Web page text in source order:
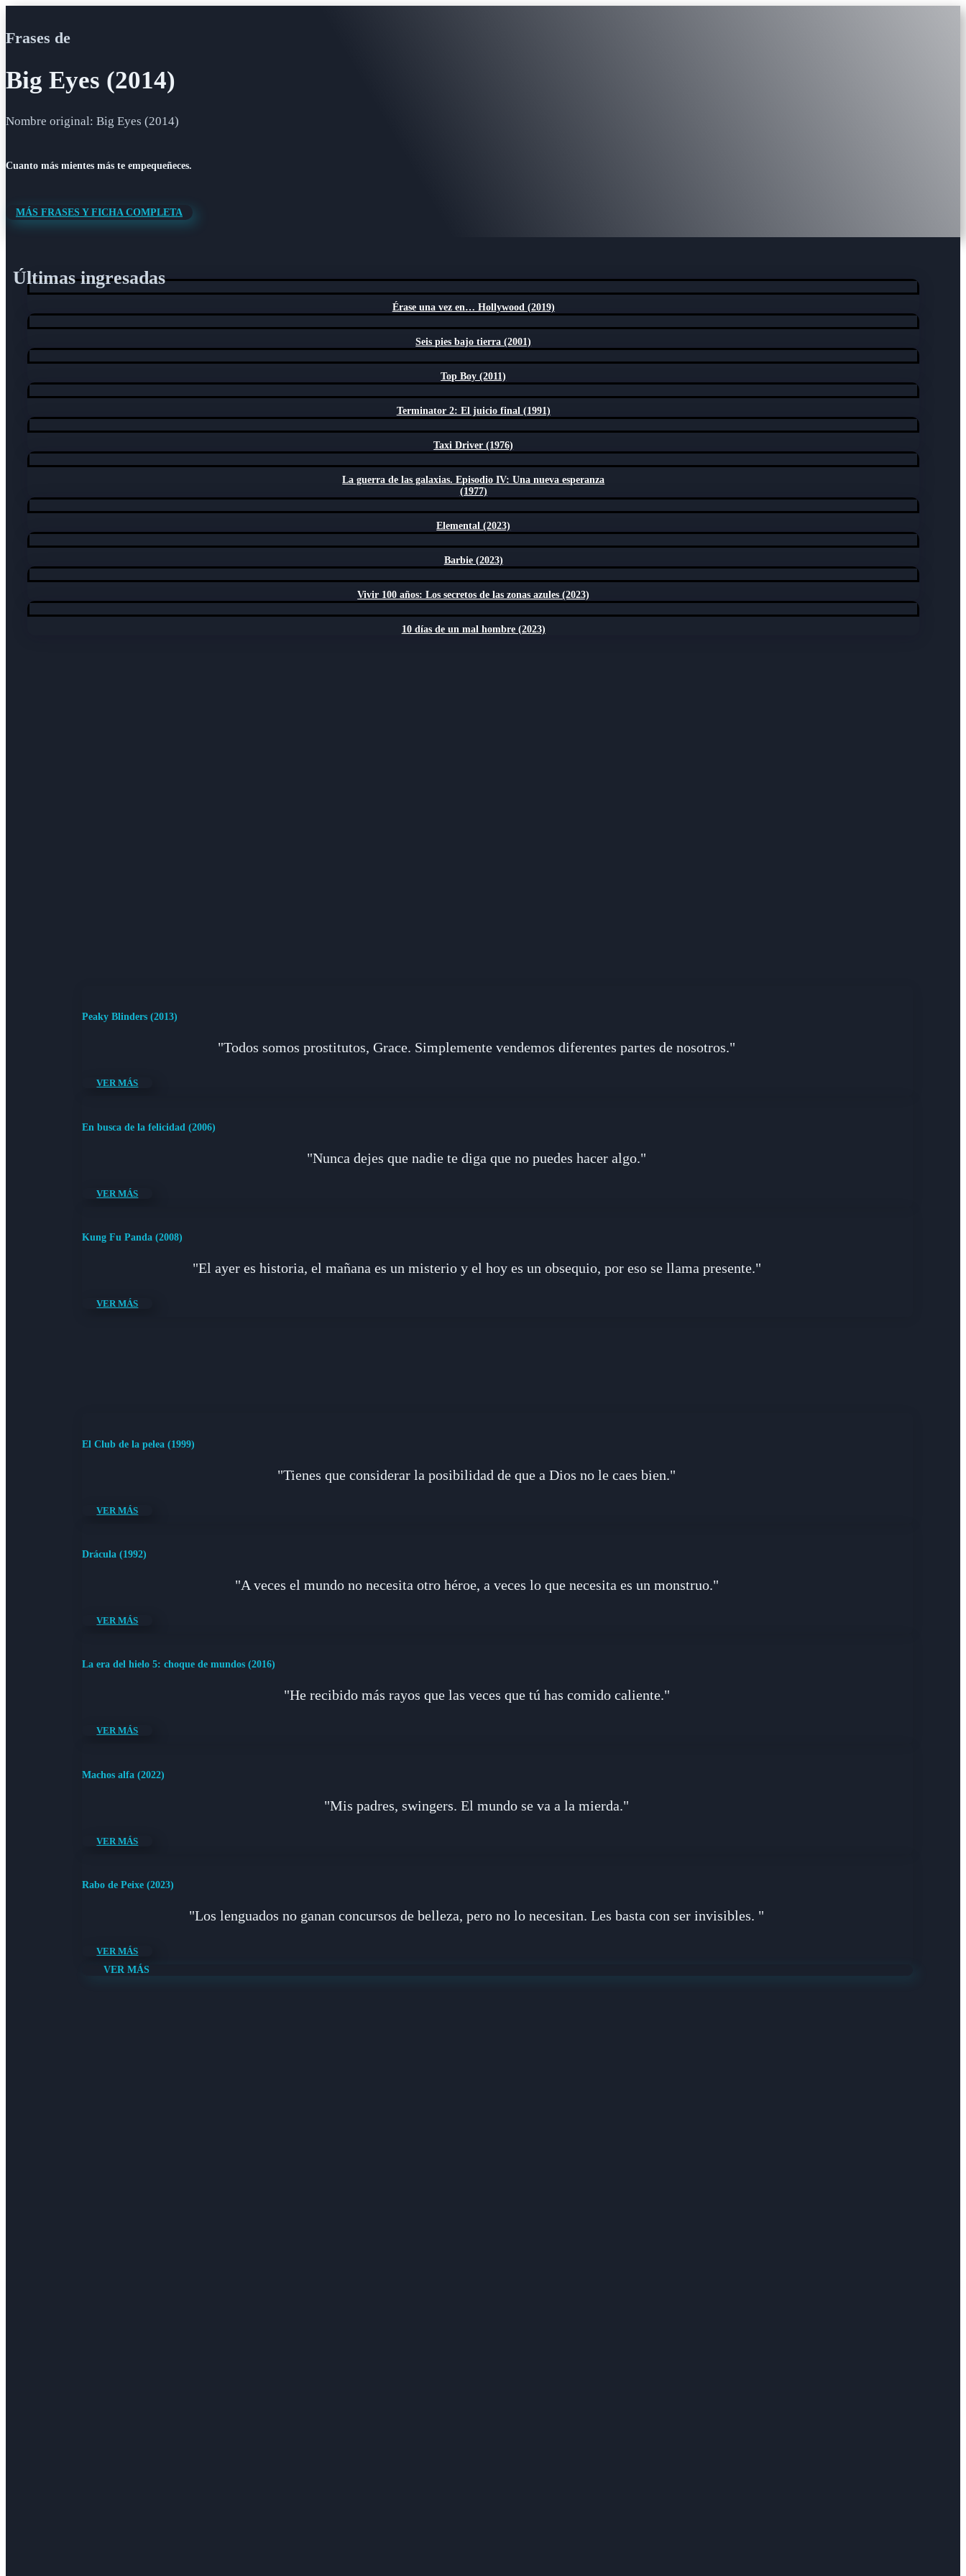
Frases de
Big Eyes (2014)
Nombre original: Big Eyes (2014)
Cuanto más mientes más te empequeñeces.
MÁS FRASES Y FICHA COMPLETA
Últimas ingresadas
Érase una vez en… Hollywood (2019)
Seis pies bajo tierra (2001)
Top Boy (2011)
Terminator 2: El juicio final (1991)
Taxi Driver (1976)
La guerra de las galaxias. Episodio IV: Una nueva esperanza
(1977)
Elemental (2023)
Barbie (2023)
Vivir 100 años: Los secretos de las zonas azules (2023)
10 días de un mal hombre (2023)
Peaky Blinders (2013)
"Todos somos prostitutos, Grace. Simplemente vendemos diferentes partes de nosotros."
VER MÁS
En busca de la felicidad (2006)
"Nunca dejes que nadie te diga que no puedes hacer algo."
VER MÁS
Kung Fu Panda (2008)
"El ayer es historia, el mañana es un misterio y el hoy es un obsequio, por eso se llama presente."
VER MÁS
El Club de la pelea (1999)
"Tienes que considerar la posibilidad de que a Dios no le caes bien."
VER MÁS
Drácula (1992)
"A veces el mundo no necesita otro héroe, a veces lo que necesita es un monstruo."
VER MÁS
La era del hielo 5: choque de mundos (2016)
"He recibido más rayos que las veces que tú has comido caliente."
VER MÁS
Machos alfa (2022)
"Mis padres, swingers. El mundo se va a la mierda."
VER MÁS
Rabo de Peixe (2023)
"Los lenguados no ganan concursos de belleza, pero no lo necesitan. Les basta con ser invisibles. "
VER MÁS
VER MÁS